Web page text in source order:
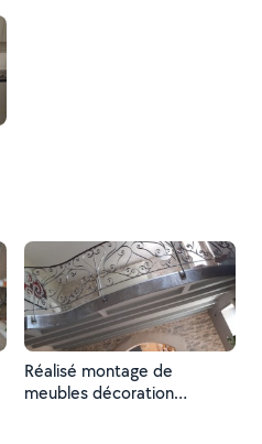
Réalisé montage de
meubles décoration